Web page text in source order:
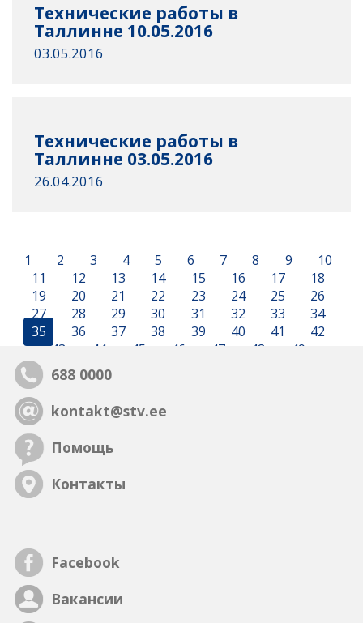
Технические работы в
Таллинне 10.05.2016
03.05.2016
Технические работы в
Таллинне 03.05.2016
26.04.2016
1 2 3 4 5 6 7 8 9
10
11
12 13 14 15 16 17
18
19
20 21 22 23 24 25
26
27
28 29 30 31 32 33
34
35
36 37 38 39 40 41
42
43
44 45 46 47 48 49
688 0000
kontakt@stv.ee
Помощь
Контакты
Facebook
Вакансии